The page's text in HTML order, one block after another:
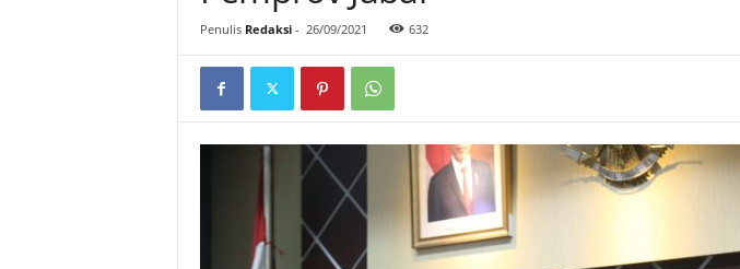
Penulis Redaksi- 26/09/2021 632